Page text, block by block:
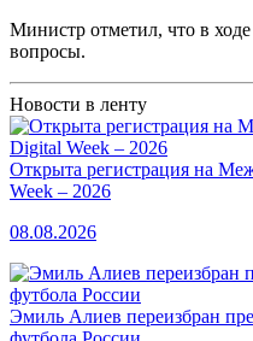
Министр отметил, что в
вопросы.
Новости в ленту
Открыта регистрация на
Week – 2026
08.08.2026
Эмиль Алиев переизбран